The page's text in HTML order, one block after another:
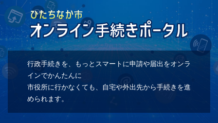
行政手続きを、もっとスマートに申請や届出をオンラ
インでかんたんに
市役所に行かなくても、自宅や外出先から手続きを進
められます。